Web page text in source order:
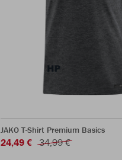
JAKO T-Shirt Premium Basics
24,49 € 34,99 €